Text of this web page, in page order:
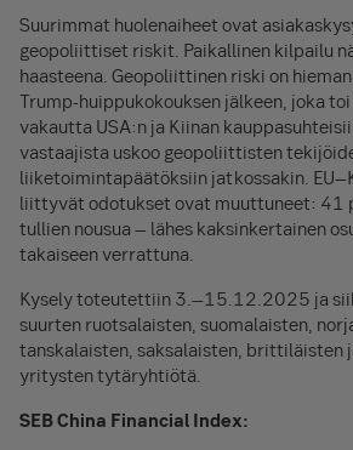
Suurimmat huolenaiheet ovat
geopoliittiset riskit. Paikallinen kilpailu
haasteena. Geopoliittinen riski on
Trump-huippukokouksen jälkeen, joka
vakautta USA:n ja Kiinan
vastaajista uskoo geopoliittisten
liiketoimintapäätöksiin jatkossakin.
liittyvät odotukset ovat muuttuneet: 41
tullien nousua – lähes kaksinkertainen
takaiseen verrattuna.
Kysely toteutettiin 3.–15.12.2025 ja
suurten ruotsalaisten, suomalaisten,
tanskalaisten, saksalaisten, brittiläisten
yritysten tytäryhtiötä.
SEB China Financial Index: